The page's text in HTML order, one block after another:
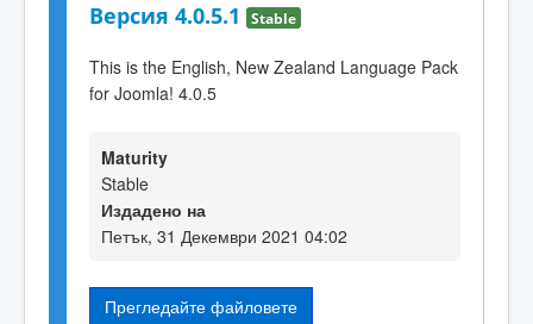
Версия 4.0.5.1 Stable
This is the English, New Zealand Language Pack
for Joomla! 4.0.5
Maturity
Stable
Издадено на
Петък, 31 Декември 2021 04:02
Прегледайте файловете